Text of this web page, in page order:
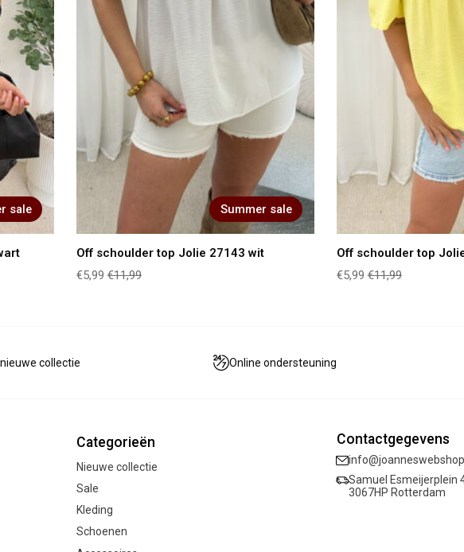
sale Summer sale
Off schoulder top Jolie 27143 wit
€5,99 €11,99
Off schoulder top
€5,99 €11,99
collectie Online ondersteuning
Categorieën
Nieuwe collectie
Sale
Kleding
Schoenen
Contactgegevens
Samuel Esmeijerplein
3067HP Rotterdam